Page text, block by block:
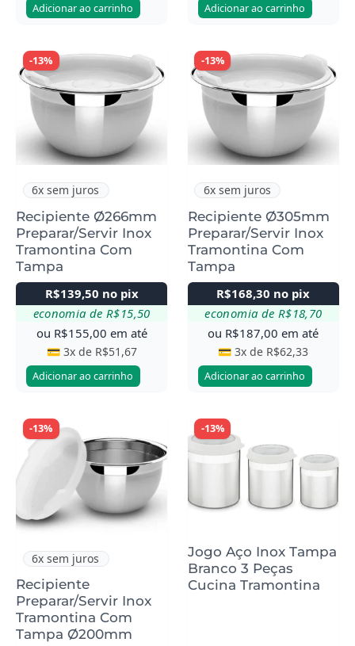
Adicionar ao carrinho Adicionar ao carrinho
-13%
6x sem juros
Recipiente Ø266mm
Preparar/Servir Inox
Tramontina Com
Tampa
R$139,50 no pix
economia deR$15,50
ou R$155,00 em até
💳 3x de R$51,67
Adicionar ao carrinho
-13%
6x sem juros
Recipiente Ø305mm
Preparar/Servir Inox
Tramontina Com
Tampa
R$168,30 no pix
economia de R$18,70
ou R$187,00 em até
💳 3x de R$62,33
Adicionar ao carrinho
-13%
6x sem juros
Recipiente
Preparar/Servir Inox
Tramontina Com
Tampa Ø200mm
-13%
Jogo Aço Inox Tampa
Branco 3 Peças
Cucina Tramontina